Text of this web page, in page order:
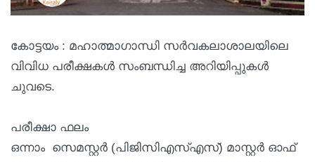
കോട്ടയം : മഹാത്മാഗാന്ധി സർവകലാശാലയിലെ
വിവിധ പരീക്ഷകൾ സംബന്ധിച്ച അറിയിപ്പുകൾ
ചുവടെ.
പരീക്ഷാ ഫലം
ഒന്നാം സെമസ്റ്റര്‍ (പിജിസിഎസ്എസ്) മാസ്റ്റര്‍ ഓഫ്